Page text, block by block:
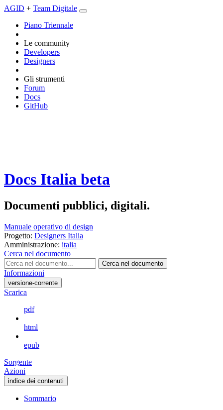
AGID + Team Digitale
Piano Triennale
Le community
Developers
Designers
Gli strumenti
Forum
Docs
GitHub
Docs Italia beta
Documenti pubblici, digitali.
Manuale operativo di design
Progetto: Designers Italia
Amministrazione: italia
Cerca nel documento
Cerca nel documento
Informazioni
versione-corrente
Scarica
pdf
html
epub
Sorgente
Azioni
indice dei contenuti
Sommario